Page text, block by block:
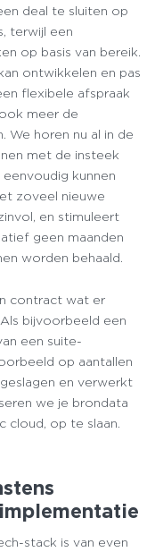
deal te sluiten op
terwijl een
op basis van bereik.
ontwikkelen en pas
flexibele afspraak
meer de
We horen nu al in de
met de insteek
kunnen
zoveel nieuwe
en stimuleert
geen maanden
worden behaald.
contract wat er
bijvoorbeeld een
een suite-
op aantallen
en verwerkt
we je brondata
cloud, op te slaan.
stack is van even